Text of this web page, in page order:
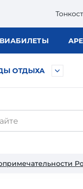
БИЛЕТЫ
ОТДЫХА